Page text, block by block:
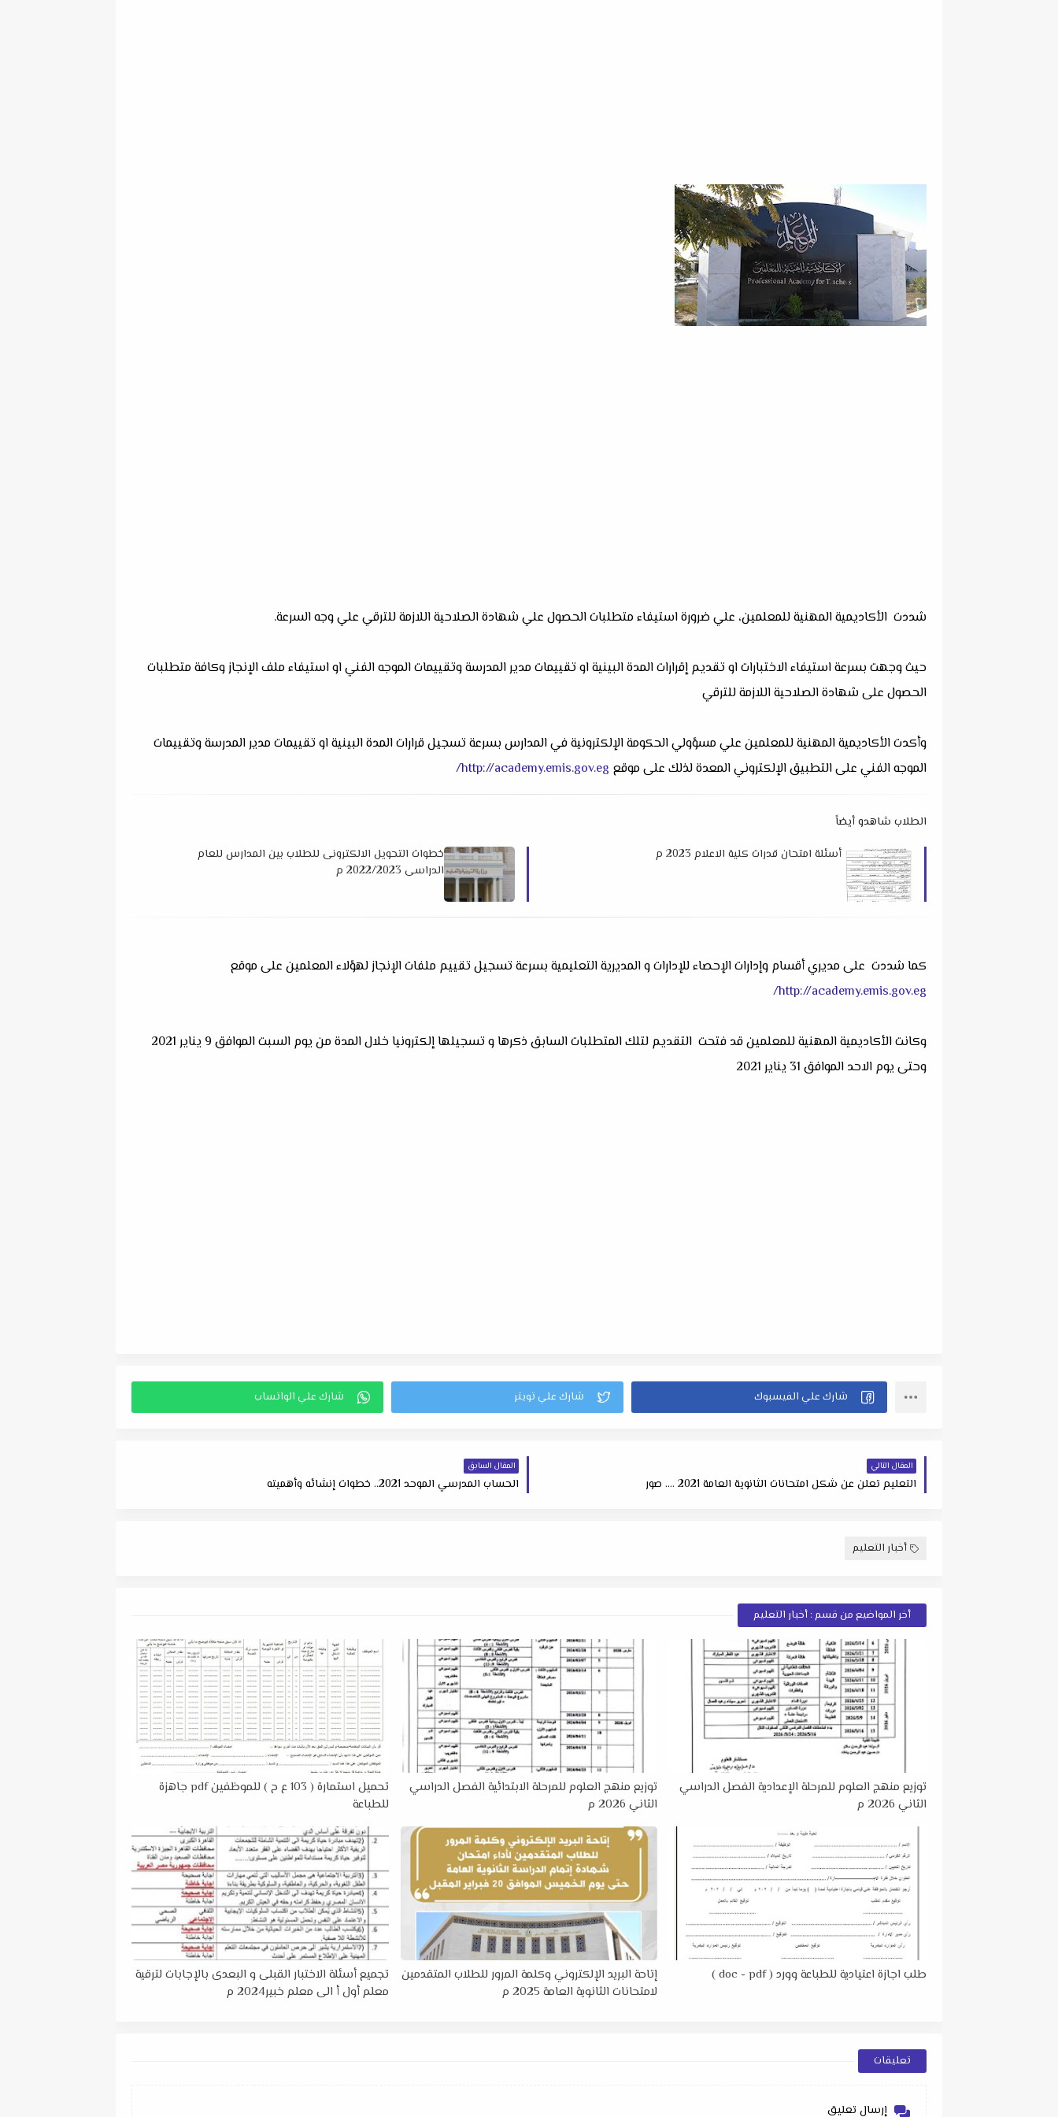
‏شددت الأكاديمية المهنية للمعلمين، علي ضرورة استيفاء متطلبات الحصول علي شهادة الصلاحية اللازمة للترقي علي وجه السرعة.
حيث وجهت بسرعة استيفاء الاختبارات او تقديم إقرارات المدة البينية او تقييمات مدير المدرسة وتقييمات الموجه الفني او استيفاء ملف الإنجاز وكافة متطلبات
الحصول على شهادة الصلاحية اللازمة للترقي
وأكدت الأكاديمية المهنية للمعلمين علي مسؤولي الحكومة الإلكترونية في المدارس بسرعة تسجيل قرارات المدة البينية او تقييمات مدير المدرسة وتقييمات
الموجه الفني على التطبيق الإلكتروني المعدة لذلك على موقع http://academy.emis.gov.eg/
الطلاب شاهدو أيضاً
أسئلة امتحان قدرات كلية الاعلام 2023 م
خطوات التحويل الالكترونى للطلاب بين المدارس للعام
الدراسى 2022/2023 م
‏كما شددت على مديري أقسام وإدارات الإحصاء للإدارات و المديرية التعليمية بسرعة تسجيل تقييم ملفات الإنجاز لهؤلاء المعلمين على موقع
http://academy.emis.gov.eg/
وكانت الأكاديمية المهنية للمعلمين قد فتحت التقديم لتلك المتطلبات السابق ذكرها و تسجيلها إلكترونيا خلال المدة من يوم السبت الموافق 9 يناير 2021
وحتى يوم الاحد الموافق 31 يناير 2021
المقال التالي
التعليم تعلن عن شكل امتحانات الثانوية العامة 2021 .... صور
المقال السابق
الحساب المدرسي الموحد 2021.. خطوات إنشائه وأهميته
أخبار التعليم
أخر المواضيع من قسم : أخبار التعليم
توزيع منهج العلوم للمرحلة الإعدادية الفصل الدراسي
الثاني 2026 م
توزيع منهج العلوم للمرحلة الابتدائية الفصل الدراسي
الثاني 2026 م
تحميل استمارة ( 103 ع ح ) للموظفين pdf جاهزة
للطباعة
طلب اجازة اعتيادية للطباعة وورد ( doc - pdf )
إتاحة البريد الإلكتروني وكلمة المرور للطلاب المتقدمين
لامتحانات الثانوية العامة 2025 م
تجميع أسئلة الاختبار القبلى و البعدى بالإجابات لترقية
معلم أول أ الى معلم خبير2024 م
تعليقات
إرسال تعليق